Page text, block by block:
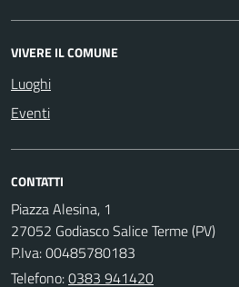
VIVERE IL COMUNE
Luoghi
Eventi
CONTATTI
Piazza Alesina, 1
27052 Godiasco Salice Terme (PV)
P.Iva: 00485780183
Telefono:0383 941420